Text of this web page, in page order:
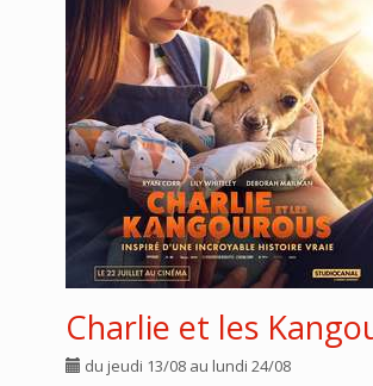
Charlie et les
du jeudi 13/08 au lundi 24/08